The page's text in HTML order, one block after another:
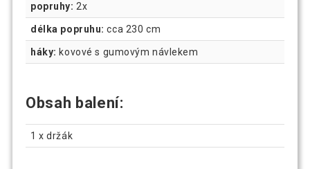
popruhy: 2x
délka popruhu: cca 230 cm
háky: kovové s gumovým návlekem
Obsah balení:
1 x držák